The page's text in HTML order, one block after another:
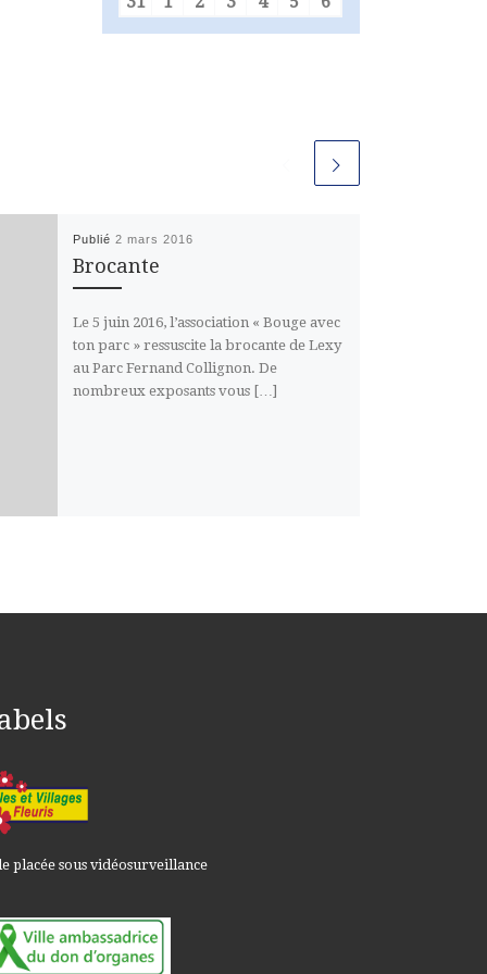
Publié 2 mars 2016
Brocante
Le 5 juin 2016, l’association « Bouge avec
ton parc » ressuscite la brocante de Lexy
au Parc Fernand Collignon. De
nombreux exposants vous […]
placée sous vidéosurveillance